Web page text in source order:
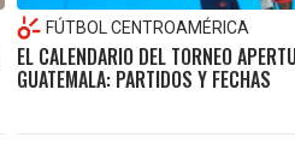
FÚTBOL CENTROAMÉRICA
EL CALENDARIO DEL TORNEO
GUATEMALA: PARTIDOS Y FECHAS